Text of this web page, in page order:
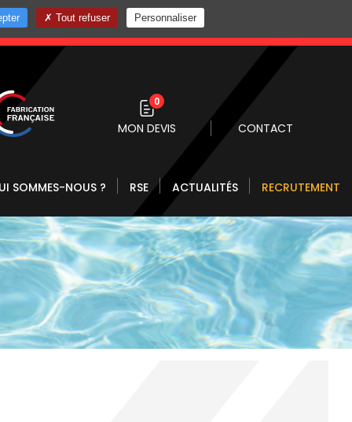
10
0
MON DEVIS CONTACT
SOMMES-NOUS ? RSE ACTUALITÉS RECRUTEMENT
Tout refuser Personnaliser